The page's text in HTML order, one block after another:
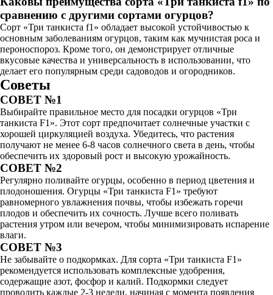
сравнению с другими сортами огурцов?
Сорт «Три танкиста f1» обладает высокой устойчивостью к
основным заболеваниям огурцов, таким как мучнистая роса и
пероноспороз. Кроме того, он демонстрирует отличные
вкусовые качества и универсальность в использовании, что
делает его популярным среди садоводов и огородников.
Советы
СОВЕТ №1
Выбирайте правильное место для посадки огурцов «Три
танкиста F1». Этот сорт предпочитает солнечные участки с
хорошей циркуляцией воздуха. Убедитесь, что растения
получают не менее 6-8 часов солнечного света в день, чтобы
обеспечить их здоровый рост и высокую урожайность.
СОВЕТ №2
Регулярно поливайте огурцы, особенно в период цветения и
плодоношения. Огурцы «Три танкиста F1» требуют
равномерного увлажнения почвы, чтобы избежать горечи
плодов и обеспечить их сочность. Лучше всего поливать
растения утром или вечером, чтобы минимизировать испарение
влаги.
СОВЕТ №3
Не забывайте о подкормках. Для сорта «Три танкиста F1»
рекомендуется использовать комплексные удобрения,
содержащие азот, фосфор и калий. Подкормки следует
проводить каждые 2-3 недели, начиная с момента появления